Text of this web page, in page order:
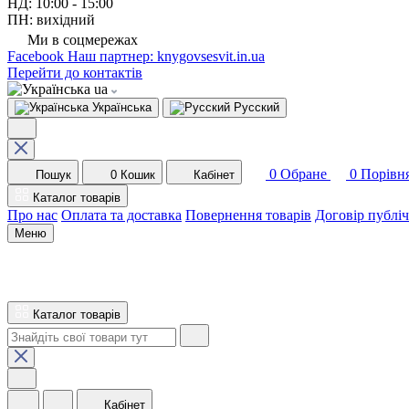
ПН: вихідний
Ми в соцмережах
Facebook Наш партнер: knygovsesvit.in.ua
Перейти до контактів
ua
Українська Русский
Пошук 0 Кошик Кабінет 0 Обране 0
Каталог товарів
Про нас Оплата та доставка Повернення товарів Договір
Меню
Каталог товарів
Кабінет